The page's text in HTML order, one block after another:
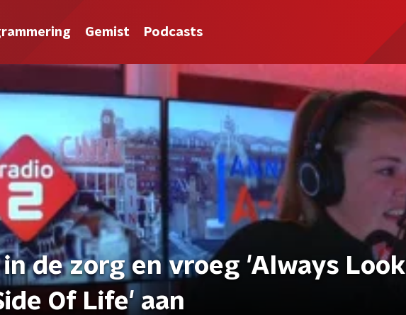
Gemist Podcasts
de zorg en vroeg 'Always Look
Of Life' aan